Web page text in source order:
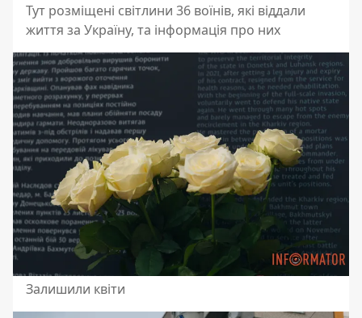
Тут розміщені світлини 36 воїнів, які віддали
життя за Україну, та інформація про них
Залишили квіти